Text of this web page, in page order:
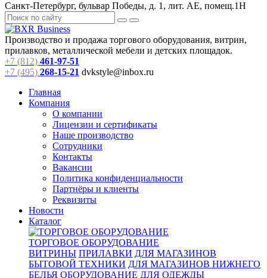
Санкт-Петербург, бульвар Победы, д. 1, лит. АЕ, помещ.1Н
Производство и продажа торгового оборудования, витрин,
прилавков, металлической мебели и детских площадок.
+7 (812) 461-97-51
+7 (495) 268-15-21 dvkstyle@inbox.ru
Главная
Компания
О компании
Лицензии и сертификаты
Наше производство
Сотрудники
Контакты
Вакансии
Политика конфиденциальности
Партнёры и клиенты
Реквизиты
Новости
Каталог
ТОРГОВОЕ ОБОРУДОВАНИЕ
ВИТРИНЫ ПРИЛАВКИ ДЛЯ МАГАЗИНОВ
БЫТОВОЙ ТЕХНИКИ ДЛЯ МАГАЗИНОВ НИЖНЕГО
БЕЛЬЯ ОБОРУДОВАНИЕ ДЛЯ ОДЕЖДЫ